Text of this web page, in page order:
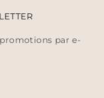
par e-